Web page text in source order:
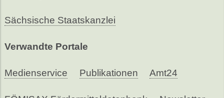
Sächsische Staatskanzlei
Verwandte Portale
Medienservice Publikationen Amt24